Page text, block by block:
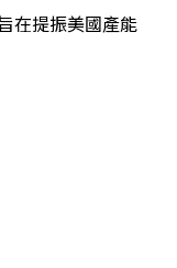
在提振美國產能